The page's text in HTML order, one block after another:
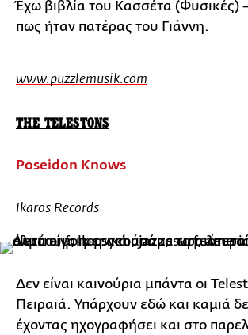
Έχω βιβλία του Κασσέτα (Φυσικές)
πως ήταν πατέρας του Γιάννη.
www.puzzlemusik.com
THE TELESTONS
Poseidon Knows
Ikaros Records
Δεν είναι καινούρια μπάντα οι
Πειραιά. Υπάρχουν εδώ και καμιά
έχοντας ηχογραφήσει και στο